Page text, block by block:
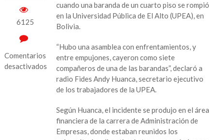
6125
Comentarios
desactivados
cuando una baranda de un cuarto piso se rompió
en la Universidad Pública de El Alto (UPEA), en
Bolivia.
“Hubo una asamblea con enfrentamientos, y
entre empujones, cayeron como siete
compañeros de una de las barandas”, declaró a
radio Fides Andy Huanca, secretario ejecutivo
de los trabajadores de la UPEA.
Según Huanca, el incidente se produjo en el área
financiera de la carrera de Administración de
Empresas, donde estaban reunidos los